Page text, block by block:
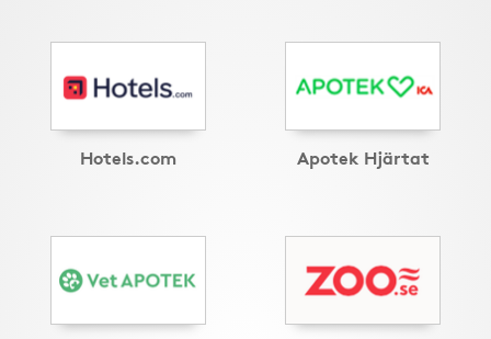
Hotels.com Apotek Hjärtat